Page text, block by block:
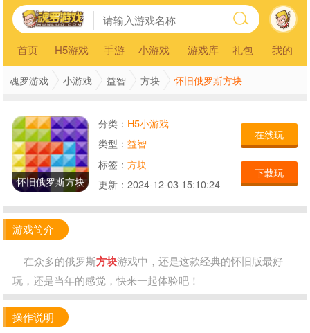
首页 H5游戏 手游 小游戏 游戏库 礼包 我的
魂罗游戏 小游戏 益智 方块 怀旧俄罗斯方块
怀旧俄罗斯方块
分类： H5小游戏
类型： 益智
标签： 方块
更新： 2024-12-03 15:10:24
在线玩
下载玩
游戏简介
在众多的俄罗斯方块游戏中，还是这款经典的怀旧版最好
玩，还是当年的感觉，快来一起体验吧！
操作说明